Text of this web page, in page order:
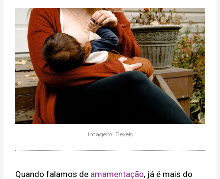
Imagem: Pexels
Quando falamos de amamentação, já é mais do